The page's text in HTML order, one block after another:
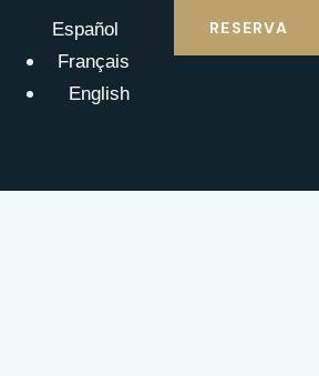
Español
Français
English
RESERVA